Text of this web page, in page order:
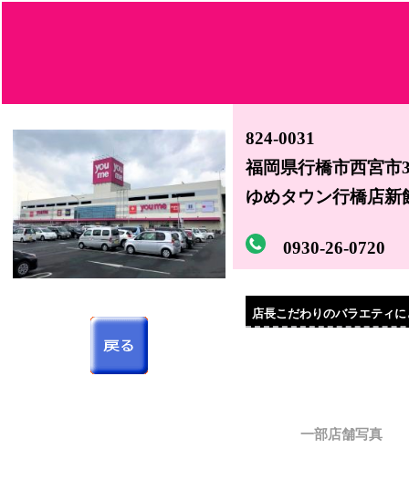
824-0031
福岡県行橋市西宮市
ゆめタウン行橋店新
0930-26-0720
店長こだわりのバラエティ
一部店舗写真